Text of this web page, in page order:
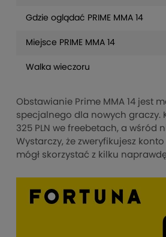
Gdzie oglądać PRIME MMA 14
Miejsce PRIME MMA 14
Walka wieczoru
Obstawianie Prime MMA 14 jest
specjalnego dla nowych graczy.
325 PLN we freebetach, a wśród
Wystarczy, że zweryfikujesz
mógł skorzystać z kilku